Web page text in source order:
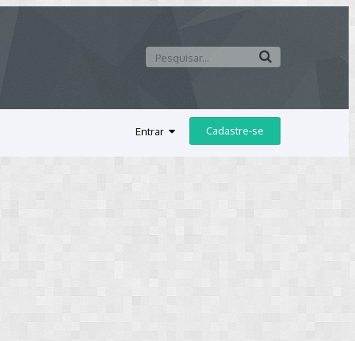
Entrar Cadastre-se